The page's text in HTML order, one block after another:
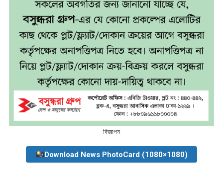
বিজ্ঞাপন
Download News PhotoCard (1080×1080)